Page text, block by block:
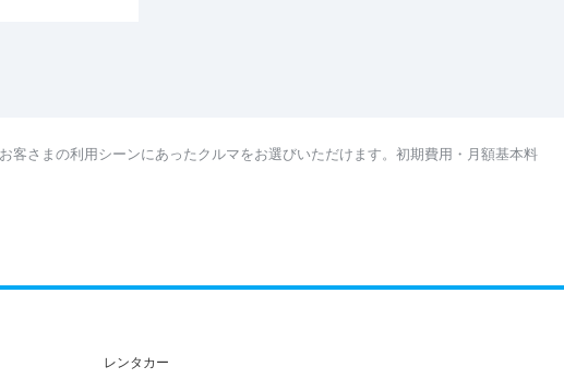
客さまの利用シーンにあったクルマをお選びいただけます。初期費用・月額基本料
レンタカー